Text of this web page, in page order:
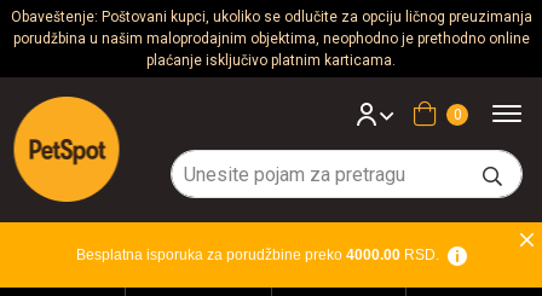
Obaveštenje: Poštovani kupci, ukoliko se odlučite za opciju ličnog preuzimanja
porudžbina u našim maloprodajnim objektima, neophodno je prethodno online
plaćanje isključivo platnim karticama.
Psi
Mačke
Glodari
Akvaristika
Korpa
Besplatna isporuka za porudžbine preko 4000.00RSD.